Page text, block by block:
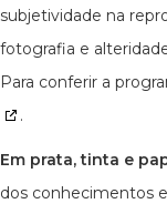
subjetividade na
fotografia e
Para conferir a
.
Em prata, tinta e
dos conhecimentos